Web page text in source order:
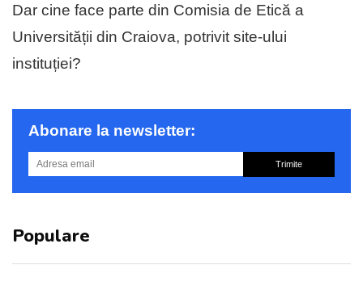
Dar cine face parte din Comisia de Etică a
Universității din Craiova, potrivit site-ului
instituției?
Abonare la newsletter:
Trimite
Populare